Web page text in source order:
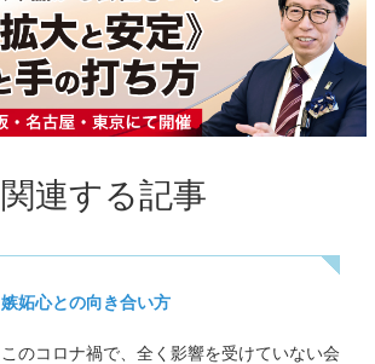
関連する記事
嫉妬心との向き合い方
このコロナ禍で、全く影響を受けていない会